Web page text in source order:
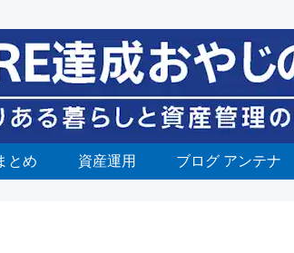
とめ 資産運用 ブログ アンテナ